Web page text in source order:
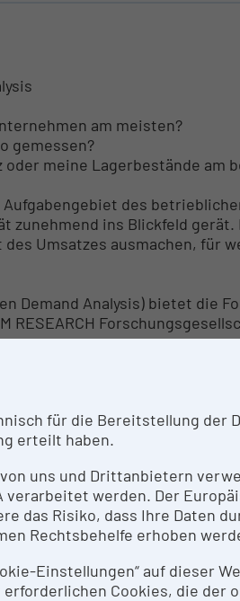
am meisten?
gemessen?
meine Lagerbestände am
des
ins Blickfeld gerät.
des Umsatzes ausmachen, für
Demand Analysis) bietet die
RESEARCH
Besucherfrequenz auf Basis
(Ware, Beschäftigung)
für die Bereitstellung der
erteilt haben.
uns und Drittanbietern
verarbeitet werden. Der
das Risiko, dass Ihre Daten
Rechtsbehelfe erhoben
Einstellungen“ auf dieser
Cookies, die der